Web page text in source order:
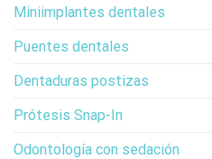
Miniimplantes dentales
Puentes dentales
Dentaduras postizas
Prótesis Snap-In
Odontología con sedación